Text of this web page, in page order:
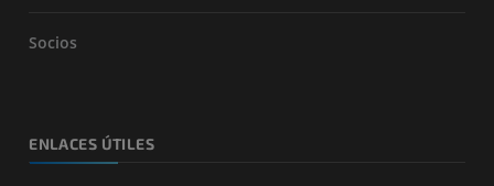
Socios
ENLACES ÚTILES